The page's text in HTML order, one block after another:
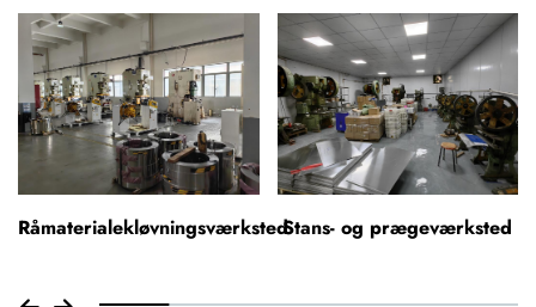
Stans- og prægeværksted Reflekterende film-
belægningsværksted